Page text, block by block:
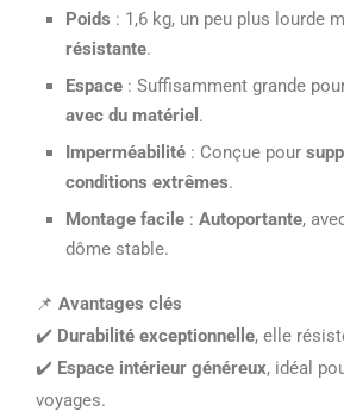
Poids : 1,6 kg, un peu plus lourde
résistante.
Espace : Suffisamment grande
avec du matériel .
Imperméabilité : Conçue pour
conditions extrêmes.
Montage facile : Autoportante,
dôme stable.
📌 Avantages clés
✔️ Durabilité exceptionnelle, elle
✔️ Espace intérieur généreux, idéal
voyages.